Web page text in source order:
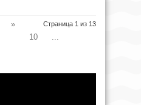
Страница 1 из 13
»
10
...